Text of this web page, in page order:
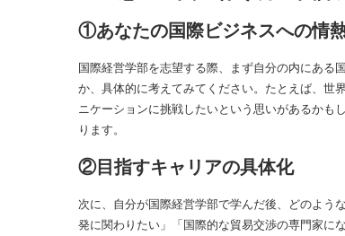
①あなたの国際ビジネスへの情
国際経営学部を志望する際、まず自分の内にある
か、具体的に考えてみてください。たとえば、世
ニケーションに挑戦したいという思いがあるかも
ります。
②目指すキャリアの具体化
次に、自分が国際経営学部で学んだ後、どのよう
発に関わりたい」「国際的な貿易交渉の専門家に